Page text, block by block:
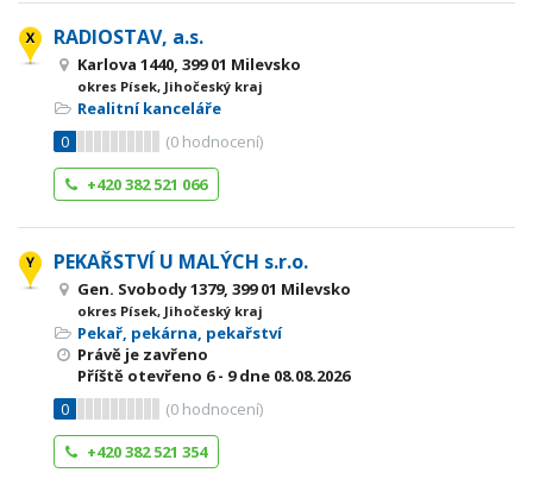
RADIOSTAV, a.s.
Karlova 1440, 399 01 Milevsko
okres Písek, Jihočeský kraj
Realitní kanceláře
0
(0 hodnocení)
+420 382 521 066
PEKAŘSTVÍ U MALÝCH s.r.o.
Gen. Svobody 1379, 399 01 Milevsko
okres Písek, Jihočeský kraj
Pekař, pekárna, pekařství
Právě je zavřeno
Příště otevřeno 6 - 9dne 08.08.2026
0
(0 hodnocení)
+420 382 521 354